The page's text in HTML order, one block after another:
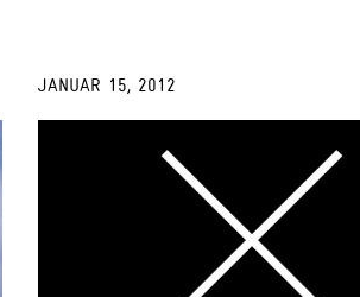
JANUAR 15, 2012